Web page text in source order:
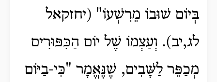
בְּיוֹם שׁוּבוֹ מֵרִשְׁעוֹ" (יחזקאל
לג,יב). וְעַצְמוֹ שֶׁל יוֹם הַכִּפּוּרִים
מְכַפֵּר לַשָּׁבִים, שֶׁנֶּאֱמָר "כִּי-בַיּוֹם